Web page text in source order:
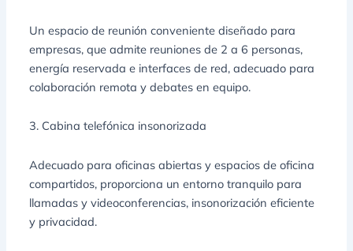
Un espacio de reunión conveniente diseñado para
empresas, que admite reuniones de 2 a 6 personas,
energía reservada e interfaces de red, adecuado para
colaboración remota y debates en equipo.
3. Cabina telefónica insonorizada
Adecuado para oficinas abiertas y espacios de oficina
compartidos, proporciona un entorno tranquilo para
llamadas y videoconferencias, insonorización eficiente
y privacidad.